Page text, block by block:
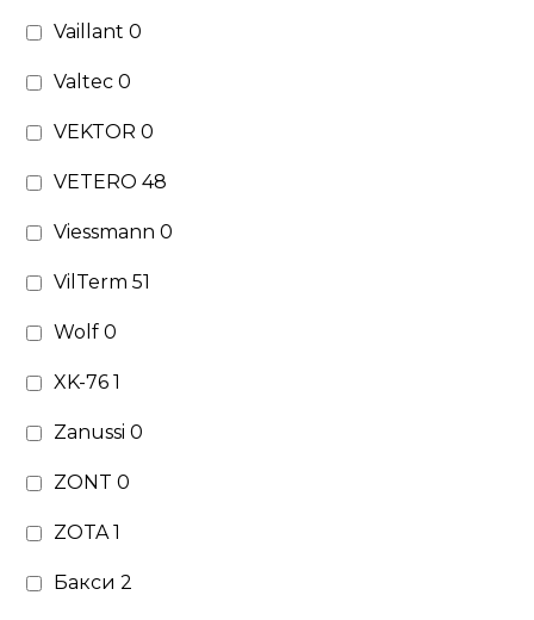
Vaillant0
Valtec0
VEKTOR0
VETERO48
Viessmann0
VilTerm51
Wolf0
XK-761
Zanussi0
ZONT0
ZOTA1
Бакси2